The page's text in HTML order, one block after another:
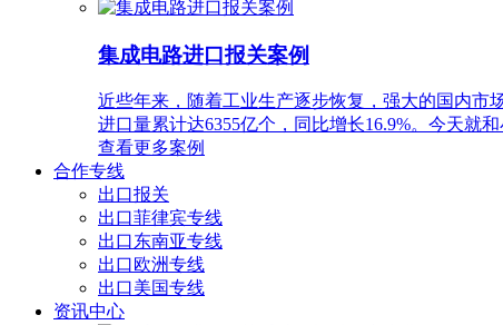
集成电路进口报关案例
近些年来，随着工业生产逐步恢复，强大的国内市
进口量累计达6355亿个，同比增长16.9%。今天就
查看更多案例
合作专线
出口报关
出口菲律宾专线
出口东南亚专线
出口欧洲专线
出口美国专线
资讯中心